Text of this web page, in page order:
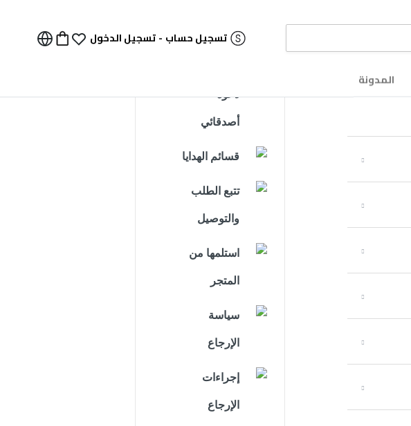
المدونة
تسجيل حساب -تسجيل الدخول
دعوة
أصدقائي
قسائم الهدايا
تتبع الطلب
والتوصيل
استلمها من
المتجر
سياسة
الإرجاع
إجراءات
الإرجاع